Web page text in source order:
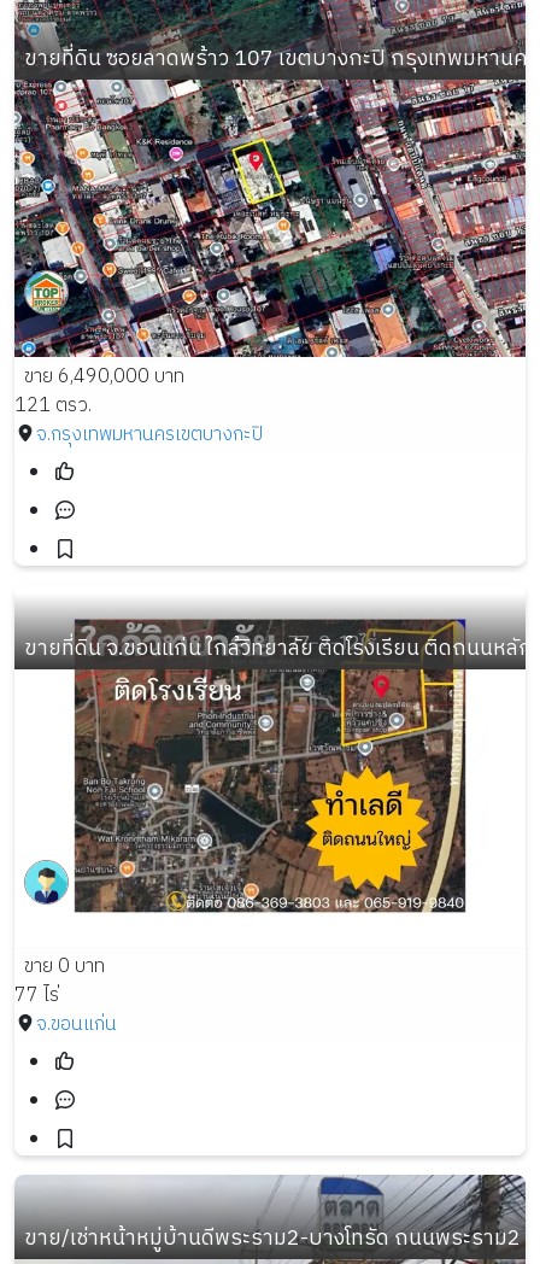
ขายที่ดิน ซอยลาดพร้าว 107 เขตบางกะปิ กรุงเทพมหาน
ขาย 6,490,000 บาท
121 ตรว.
จ.กรุงเทพมหานครเขตบางกะปิ
ขายที่ดิน จ.ขอนแก่น ใกล้วิทยาลัย ติดโรงเรียน ติดถนนหลัก
ขาย 0 บาท
77 ไร่
จ.ขอนแก่น
ขาย/เช่าหน้าหมู่บ้านดีพระราม2-บางโทรัด ถนนพระราม2